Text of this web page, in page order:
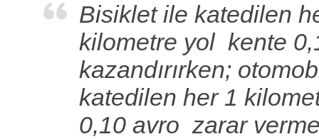
Bisiklet ile katedilen
kilometre yol kente
kazandırırken;
katedilen her 1
0,10 avro zarar